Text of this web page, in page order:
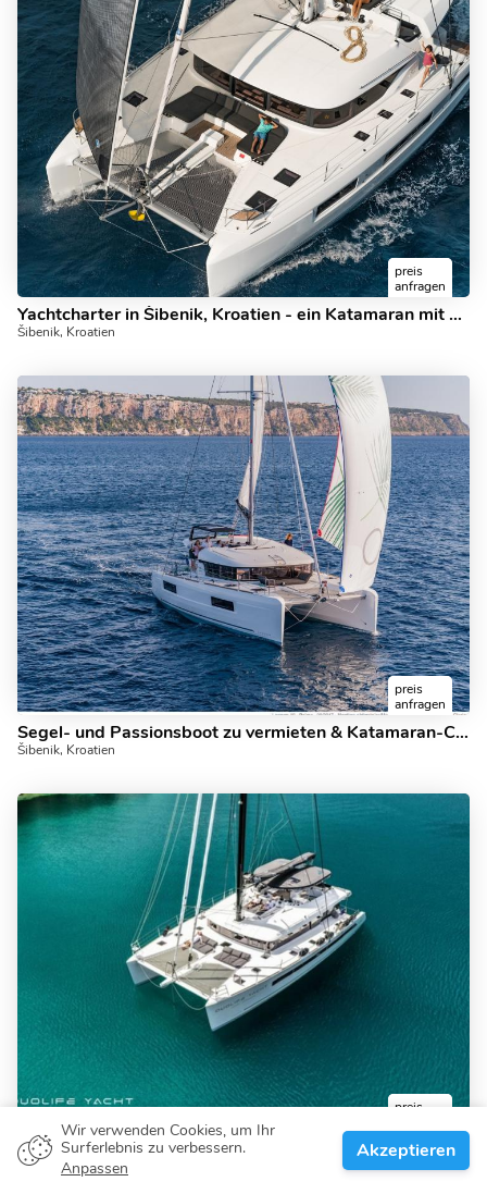
Wir verwenden Cookies, um Ihr
Surferlebnis zu verbessern.
Anpassen
Akzeptieren
preis
anfragen
Yachtcharter in Šibenik, Kroatien - ein Katamaran mit 12 Gästen kann gemietet werden.
Šibenik, Kroatien
preis
anfragen
Segel- und Passionsboot zu vermieten & Katamaran-Charter in Šibenik, Kroatien.
Šibenik, Kroatien
preis
Mieten Sie einen Top-Catmaran in Šibenik, Kroatien - für 10 Gäste.
Šibenik, Kroatien